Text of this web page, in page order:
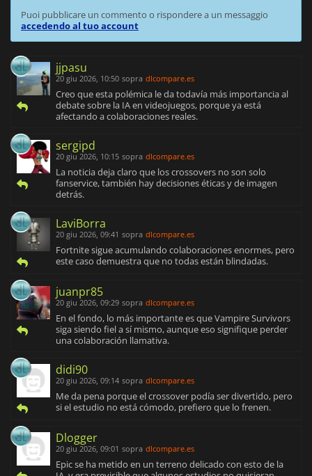
Puoi pubblicare un commento o rispondere a un messaggio
accedendo al tuo account
jjpasu
20 giu 2026, 10:50 sopra dlcompare.es
Creo que esta polémica le da todavía más importancia al
debate sobre la IA en videojuegos, porque ya está
afectando a colaboraciones reales.
sergipd
20 giu 2026, 10:15 sopra dlcompare.es
La noticia deja claro que los crossovers no son solo
fanservice, también hay decisiones éticas y de imagen
detrás.
LaviBorra
20 giu 2026, 09:41 sopra dlcompare.es
Fortnite sigue acumulando colaboraciones enormes, pero
este caso demuestra que no todas están blindadas.
juanpr85
20 giu 2026, 09:29 sopra dlcompare.es
En el fondo, lo más importante es que Vampire Survivors
siga siendo fiel a sí mismo, aunque eso signifique perder
una colaboración llamativa.
didi90
20 giu 2026, 09:14 sopra dlcompare.es
Me da pena porque el crossover podía ser divertido, pero
si el estudio no está cómodo, prefiero que lo frenen.
Dlogger
20 giu 2026, 09:01 sopra dlcompare.es
Epic se ha metido en un terreno delicado con esto de la